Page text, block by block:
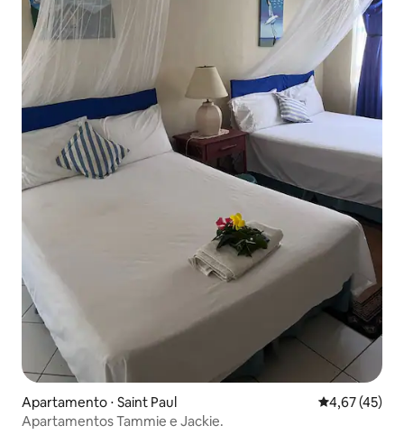
Apartamento ⋅ Saint Paul 4,67 de uma
4,67 (45)
Apartamentos Tammie e Jackie.